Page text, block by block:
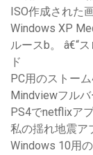
ISO作成された
Windows XP
ルースb。 â€“
ド
PC用のストー
Mindviewフル
PS4でnetflixア
私の揺れ地震ア
Windows 10用